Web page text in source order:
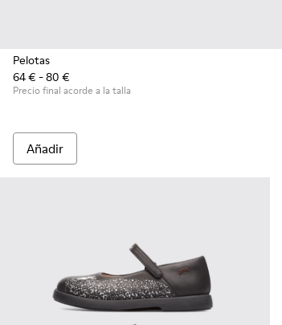
Pelotas
64 € - 80 €
Precio final acorde a la talla
Añadir